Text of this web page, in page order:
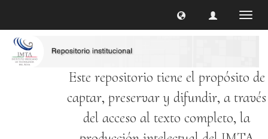
Este repositorio tiene el propósito de
captar, preservar y difundir, a través
del acceso al texto completo, la